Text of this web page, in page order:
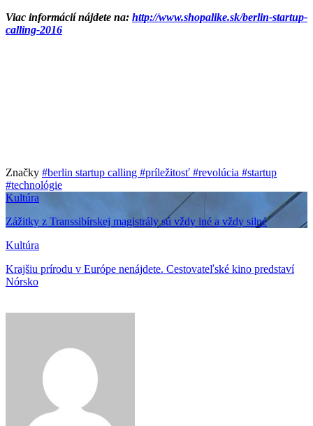
Viac informácií nájdete na: http://www.shopalike.sk/berlin-startup-
calling-2016
Značky #berlin startup calling #príležitosť #revolúcia #startup
#technológie
Kultúra
Zážitky z Transsibírskej magistrály sú vždy iné a vždy silné
Kultúra
Krajšiu prírodu v Európe nenájdete. Cestovateľské kino predstaví
Nórsko